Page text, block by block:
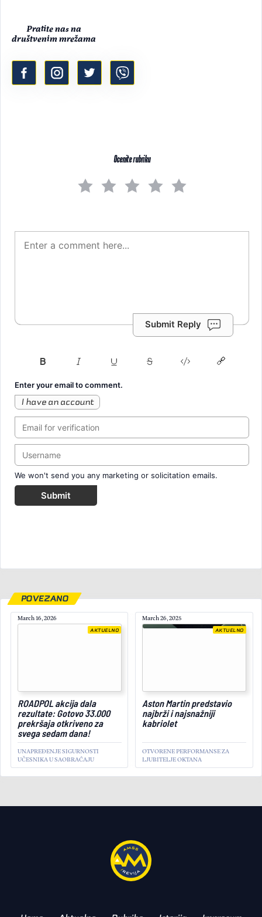
Pratite nas na
društvenim mrežama
Ocenite rubriku
Submit Reply
Enter your email to comment.
I have an account
We won't send you any marketing or solicitation emails.
Submit
POVEZANO
March 16, 2026
ROADPOL akcija dala
rezultate: Gotovo 33.000
prekršaja otkriveno za
svega sedam dana!
UNAPREĐENJE SIGURNOSTI
UČESNIKA U SAOBRAĆAJU
AKTUELNO
March 26, 2025
Aston Martin predstavio
najbrži i najsnažniji
kabriolet
OTVORENE PERFORMANSE ZA
LJUBITELJE OKTANA
AKTUELNO
February 27, 2026